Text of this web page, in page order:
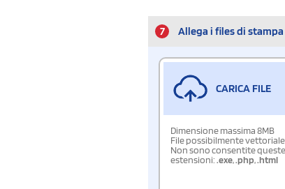
7 Allega i files di stampa
CARICA FILE
Dimensione massima 8MB
File possibilmente vettoriale
Non sono consentite queste
estensioni:.exe,.php,.html